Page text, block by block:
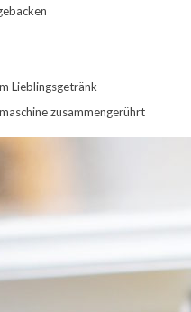
Lieblingsgetränk
zusammengerührt